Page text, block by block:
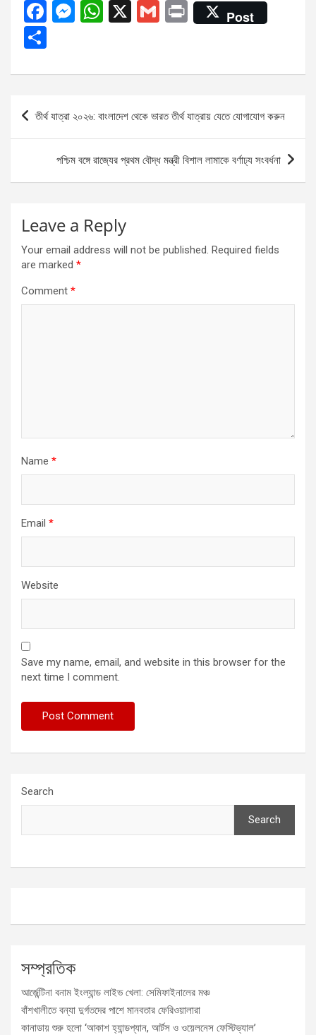
F
b
o
k
M
n
er
W
s
p
p
X
G
Pr
Post
ar
e
Post
navigation
তীর্থ যাত্রা ২০২৬: বাংলাদেশ থেকে ভারত তীর্থ যাত্রায় যেতে যোগাযোগ করুন
পশ্চিম বঙ্গে রাজ্যের প্রথম বৌদ্ধ মন্ত্রী বিশাল লামাকে বর্ণাঢ্য সংবর্ধনা
Leave a Reply
Your email address will not be published. Required fields
are marked *
Comment *
Name *
Email *
Website
Save my name, email, and website in this browser for the
next time I comment.
Search
Search
সম্প্রতিক
আর্জেন্টিনা বনাম ইংল্যান্ড লাইভ খেলা: সেমিফাইনালের মঞ্চ
বাঁশখালীতে বন্যা দুর্গতদের পাশে মানবতার ফেরিওয়ালারা
কানাডায় শুরু হলো ‘আকাশ হ্যান্ডপ্যান, আর্টস ও ওয়েলনেস ফেস্টিভ্যাল’